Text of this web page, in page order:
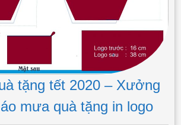
tặng tết 2020 – Xưởng
mưa quà tặng in logo